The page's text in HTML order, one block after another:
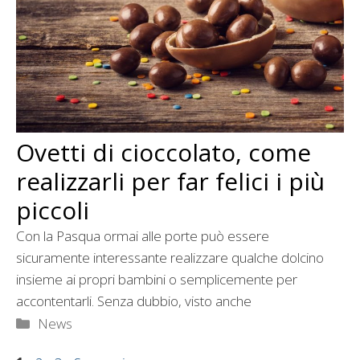
Ovetti di cioccolato, come
realizzarli per far felici i più
piccoli
Con la Pasqua ormai alle porte può essere
sicuramente interessante realizzare qualche dolcino
insieme ai propri bambini o semplicemente per
accontentarli. Senza dubbio, visto anche
Categorie
News